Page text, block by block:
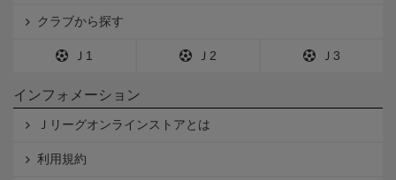
クラブから探す
Ｊ1 Ｊ2 Ｊ3
インフォメーション
Ｊリーグオンラインストアとは
利用規約